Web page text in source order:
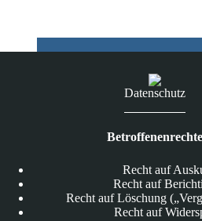
Datenschutz
Betroffenenrechte
Recht auf
Recht auf
Recht auf Löschung
Recht auf